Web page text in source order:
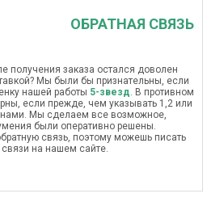
ОБРАТНАЯ СВЯЗЬ
получения заказа остался доволен
Мы были бы признательны, если
нашей работы 5-звезд. В противном
если прежде, чем указывать 1,2 или
Мы сделаем все возможное,
были оперативно решены.
связь, поэтому можешь писать
на нашем сайте.